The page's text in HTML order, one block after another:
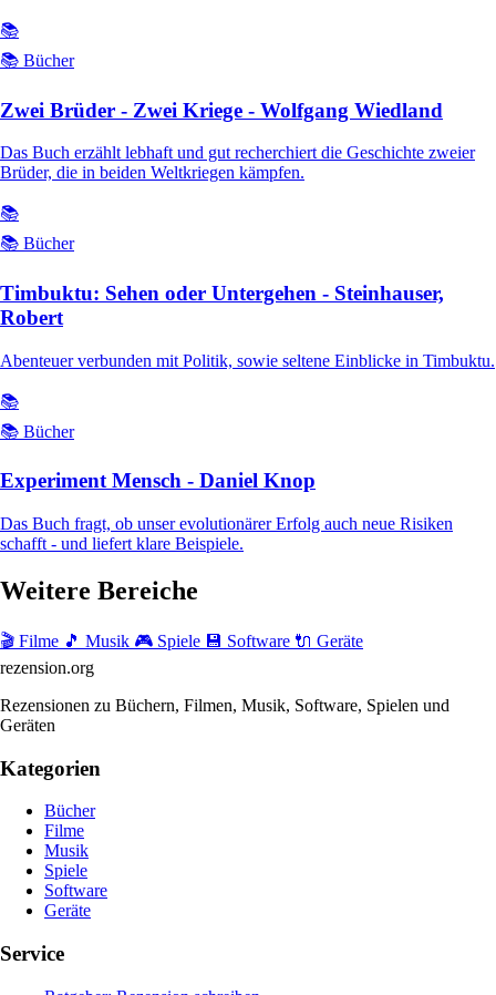
📚
📚 Bücher
Zwei Brüder - Zwei Kriege - Wolfgang Wiedland
Das Buch erzählt lebhaft und gut recherchiert die Geschichte zweier
Brüder, die in beiden Weltkriegen kämpfen.
📚
📚 Bücher
Timbuktu: Sehen oder Untergehen - Steinhauser,
Robert
Abenteuer verbunden mit Politik, sowie seltene Einblicke in Timbuktu.
📚
📚 Bücher
Experiment Mensch - Daniel Knop
Das Buch fragt, ob unser evolutionärer Erfolg auch neue Risiken
schafft - und liefert klare Beispiele.
Weitere Bereiche
🎬 Filme 🎵 Musik 🎮 Spiele 💾 Software 🔌 Geräte
rezension.org
Rezensionen zu Büchern, Filmen, Musik, Software, Spielen und
Geräten
Kategorien
Bücher
Filme
Musik
Spiele
Software
Geräte
Service